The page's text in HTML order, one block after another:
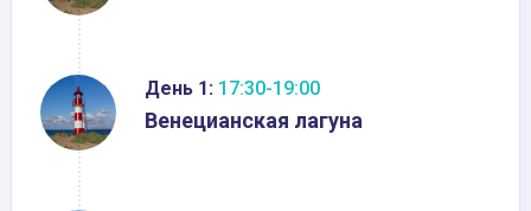
День 1: 17:30-19:00
Венецианская лагуна